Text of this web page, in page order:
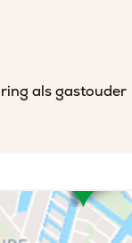
als gastouder